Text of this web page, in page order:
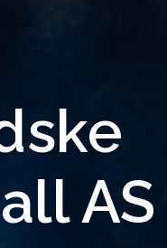
AS